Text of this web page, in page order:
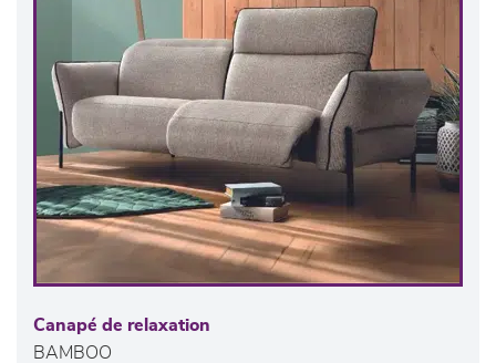
Canapé de relaxation
BAMBOO